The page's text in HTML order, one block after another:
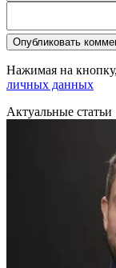
Нажимая на
личных данных
Актуальные статьи